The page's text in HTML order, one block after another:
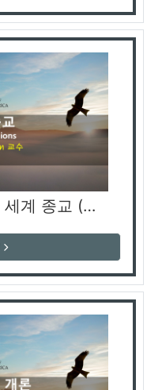
특별 MDIV 2025-1: 세계 종교 (손정백 교수)